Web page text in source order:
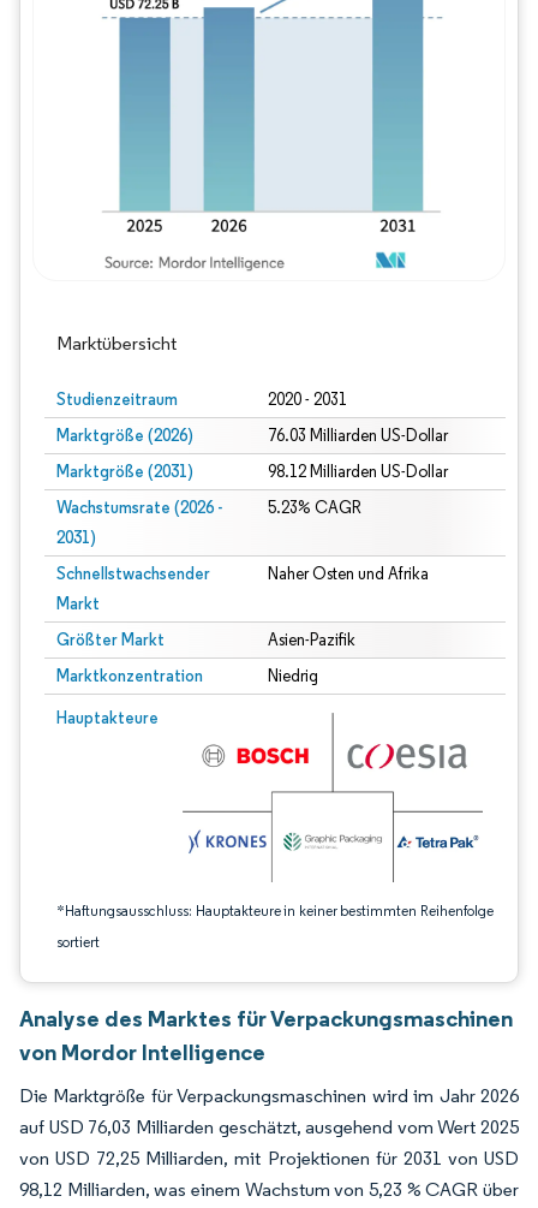
Marktübersicht
Studienzeitraum 2020 - 2031
Marktgröße (2026) 76.03 Milliarden US-Dollar
Marktgröße (2031) 98.12 Milliarden US-Dollar
Wachstumsrate (2026 -
2031)
5.23% CAGR
Schnellstwachsender
Markt
Naher Osten und Afrika
Größter Markt Asien-Pazifik
Marktkonzentration Niedrig
Hauptakteure
*Haftungsausschluss: Hauptakteure in keiner bestimmten Reihenfolge
sortiert
Bild © Mordor Intelligence. Wiederverwendung erfordert Namensnennung
Analyse des Marktes für Verpackungsmaschinen
von Mordor Intelligence
Die Marktgröße für Verpackungsmaschinen wird im Jahr 2026
auf USD 76,03 Milliarden geschätzt, ausgehend vom Wert 2025
von USD 72,25 Milliarden, mit Projektionen für 2031 von USD
98,12 Milliarden, was einem Wachstum von 5,23 % CAGR über